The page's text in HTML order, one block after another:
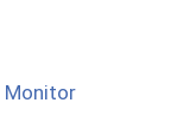
Monitor